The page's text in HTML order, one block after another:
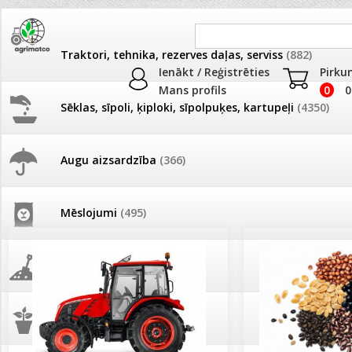
Ienākt / Reģistrēties
Mans profils
0
Traktori, tehnika, rezerves daļas, serviss (882)
Sēklas, sīpoli, ķiploki, sīpolpuķes, kartupeļi (4350)
Augu aizsardzība (366)
Mēslojumi (495)
Augsne, kūdra, mulča
Podi un kasetes(646)
JAUNUMI
Pašlasīšanas vietu katalogs
26.05. Vebinārs - Kā ierobežot
gliemežus piemājas dārzā un
Darba laiks Līgo svētkos
Ūdens piemērotības noteikšana
AKCIJAS
frēze + mulčieris +
AKCIJAS komplekts -
frontālais iekrāvējs
mulčieris + piekabe
AKCIJAS komplekts -
frēze + mulčieris